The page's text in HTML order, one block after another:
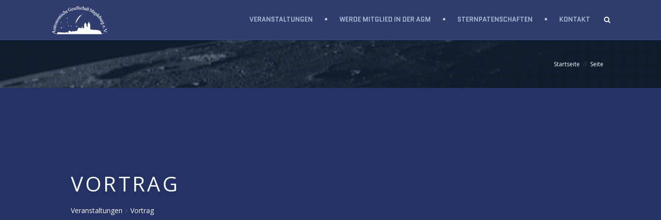
VERANSTALTUNGEN WERDE MITGLIED IN DER AGM STERNPATENSCHAFTEN KONTAKT
Startseite Seite
VORTRAG
Veranstaltungen Vortrag